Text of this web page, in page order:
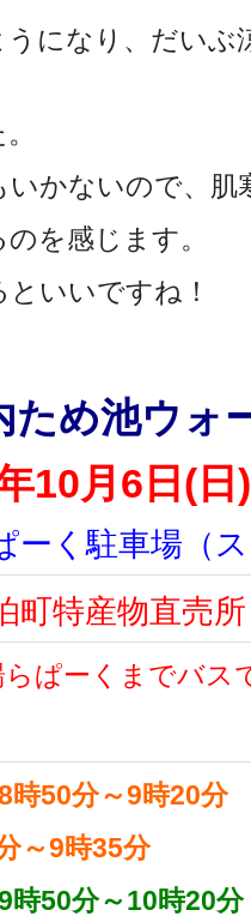
になり、だいぶ
かないので、肌
を感じます。
いいですね！
ため池ウォ
10月6日(日)
ーく駐車場（
町特産物直売
ぱーくまでバス
時50分～9時20分
～9時35分
時50分～10時20分